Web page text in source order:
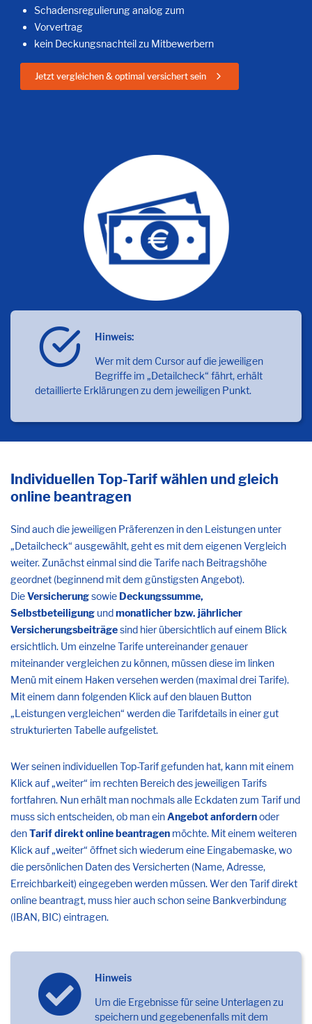
Hinweis:
Wer mit dem Cursor auf die jeweiligen
Begriffe im „Detailcheck“ fährt, erhält
detaillierte Erklärungen zu dem jeweiligen Punkt.
Schadensregulierung analog zum
Vorvertrag
kein Deckungsnachteil zu Mitbewerbern
Jetzt vergleichen & optimal versichert sein
Individuellen Top-Tarif wählen und gleich
online beantragen
Sind auch die jeweiligen Präferenzen in den Leistungen unter
„Detailcheck“ ausgewählt, geht es mit dem eigenen Vergleich
weiter. Zunächst einmal sind die Tarife nach Beitragshöhe
geordnet (beginnend mit dem günstigsten Angebot).
DieVersicherungsowie Deckungssumme,
Selbstbeteiligung undmonatlicher bzw. jährlicher
Versicherungsbeiträgesind hier übersichtlich auf einem Blick
ersichtlich. Um einzelne Tarife untereinander genauer
miteinander vergleichen zu können, müssen diese im linken
Menü mit einem Haken versehen werden (maximal drei Tarife).
Mit einem dann folgenden Klick auf den blauen Button
„Leistungen vergleichen“ werden die Tarifdetails in einer gut
strukturierten Tabelle aufgelistet.
Wer seinen individuellen Top-Tarif gefunden hat, kann mit einem
Klick auf „weiter“ im rechten Bereich des jeweiligen Tarifs
fortfahren. Nun erhält man nochmals alle Eckdaten zum Tarif und
muss sich entscheiden, ob man einAngebot anfordernoder
denTarif direktonline beantragen möchte. Mit einem weiteren
Klick auf „weiter“ öffnet sich wiederum eine Eingabemaske, wo
die persönlichen Daten des Versicherten (Name, Adresse,
Erreichbarkeit) eingegeben werden müssen. Wer den Tarif direkt
online beantragt, muss hier auch schon seine Bankverbindung
(IBAN, BIC) eintragen.
Hinweis
Um die Ergebnisse für seine Unterlagen zu
speichern und gegebenenfalls mit dem